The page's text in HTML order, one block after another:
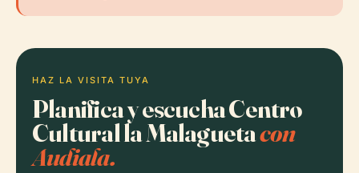
HAZ LA VISITA TUYA
Planifica y escucha Centro
Cultural la Malaguetacon
Audiala.